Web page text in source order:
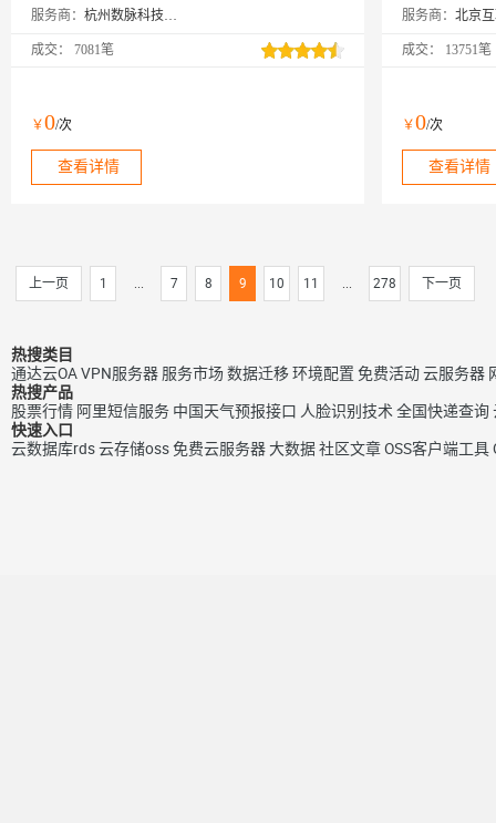
接口，实时校验结果，可支持高并发，24h技术专家在
务，欢迎采购咨询享5折优惠！9年老店◆口碑商家◆
服务商： 杭州数脉科技有限公司
成交： 7081笔
￥0/次
查看详情
三要素、人证
权威系统对比。
服务商：
成交： 13751笔
￥0/次
查看详情
上一页 1 ... 7 8 9 10 11 ... 278 下一页
热搜类目
通达云OAVPN服务器 服务市场数据迁移环境配置 免费活动云服务器
热搜产品
股票行情 阿里短信服务 中国天气预报接口 人脸识别技术 全国快递查询
快速入口
云数据库rds云存储oss免费云服务器大数据社区文章OSS客户端工具